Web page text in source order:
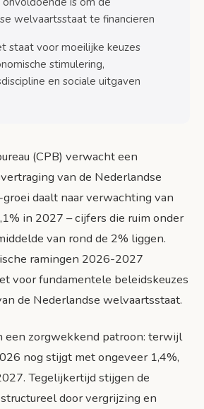
welvaartsstaat te financieren
staat voor moeilijke keuzes
stimulering,
en sociale uitgaven
(CPB) verwacht een
van de Nederlandse
daalt naar verwachting van
in 2027 – cijfers die ruim onder
van rond de 2% liggen.
ramingen 2026-2027
voor fundamentele beleidskeuzes
de Nederlandse welvaartsstaat.
een zorgwekkend patroon: terwijl
nog stijgt met ongeveer 1,4%,
Tegelijkertijd stijgen de
door vergrijzing en